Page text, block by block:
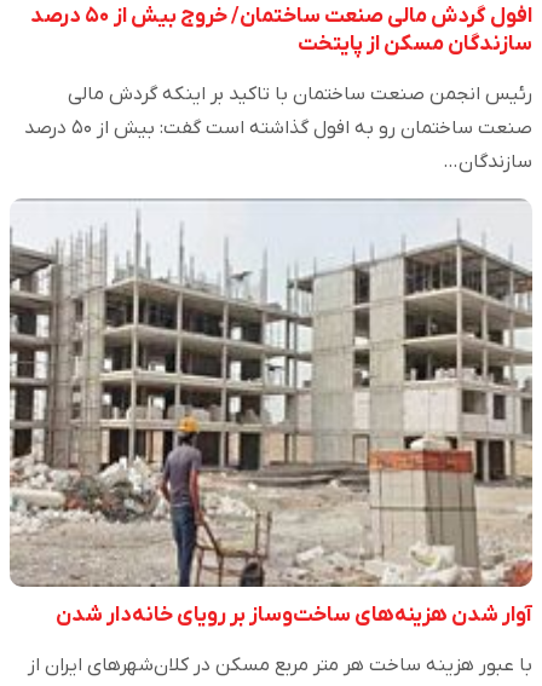
افول گردش مالی صنعت ساختمان/ خروج بیش از ۵۰ درصد
سازندگان مسکن از پایتخت
رئیس انجمن صنعت ساختمان با تاکید بر اینکه گردش مالی
صنعت ساختمان رو به افول گذاشته است گفت: بیش از ۵۰ درصد
سازندگان…
آوار شدن هزینه‌های ساخت‌وساز بر رویای خانه‌دار شدن
با عبور هزینه ساخت هر متر مربع مسکن در کلان‌شهرهای ایران از